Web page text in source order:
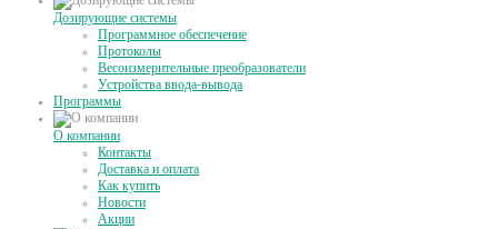
Дозирующие системы
Программное обеспечение
Протоколы
Весоизмерительные преобразователи
Устройства ввода-вывода
Программы
О компании
Контакты
Доставка и оплата
Как купить
Новости
Акции